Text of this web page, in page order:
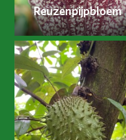
Reuzenpijpbloem